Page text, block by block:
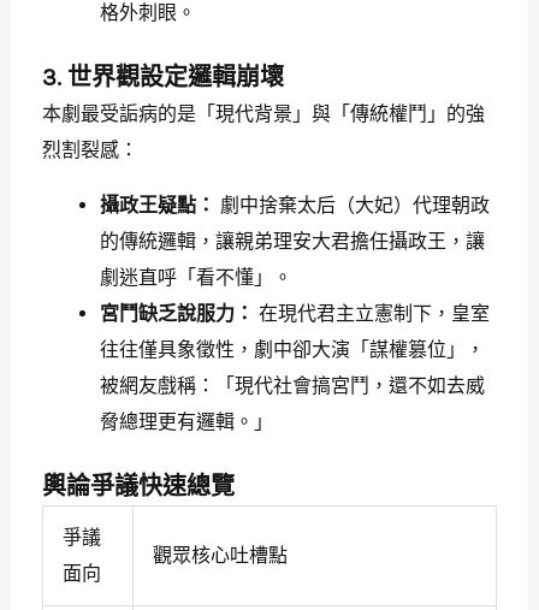
格外刺眼。
3. 世界觀設定邏輯崩壞
本劇最受詬病的是「現代背景」與「傳統權鬥」的強
烈割裂感：
攝政王疑點： 劇中捨棄太后（大妃）代理朝政
的傳統邏輯，讓親弟理安大君擔任攝政王，讓
劇迷直呼「看不懂」。
宮鬥缺乏說服力： 在現代君主立憲制下，皇室
往往僅具象徵性，劇中卻大演「謀權篡位」，
被網友戲稱：「現代社會搞宮鬥，還不如去威
脅總理更有邏輯。」
輿論爭議快速總覽
爭議
面向
觀眾核心吐槽點